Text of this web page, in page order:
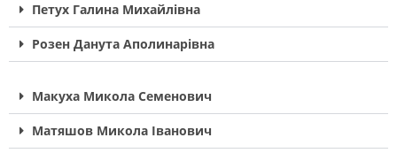
Петух Галина Михайлівна
Розен Данута Аполинарівна
Макуха Микола Семенович
Матяшов Микола Іванович